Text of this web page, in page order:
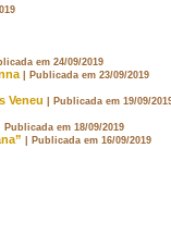
em 24/09/2019
| Publicada em 23/09/2019
Veneu | Publicada em 19/09/
| Publicada em 18/09/2019
| Publicada em 16/09/2019